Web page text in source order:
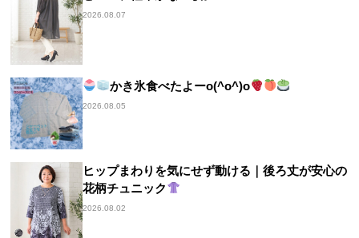
2026.08.07
かき氷食べたよーo(^o^)o
2026.08.05
ヒップまわりを気にせず動ける｜後ろ丈が安心の
花柄チュニック
2026.08.02